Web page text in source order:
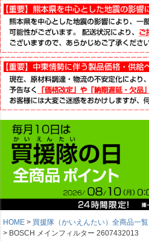
HOME
買援隊（かいえんたい）全商品一覧
BOSCH メインフィルター 2607432013